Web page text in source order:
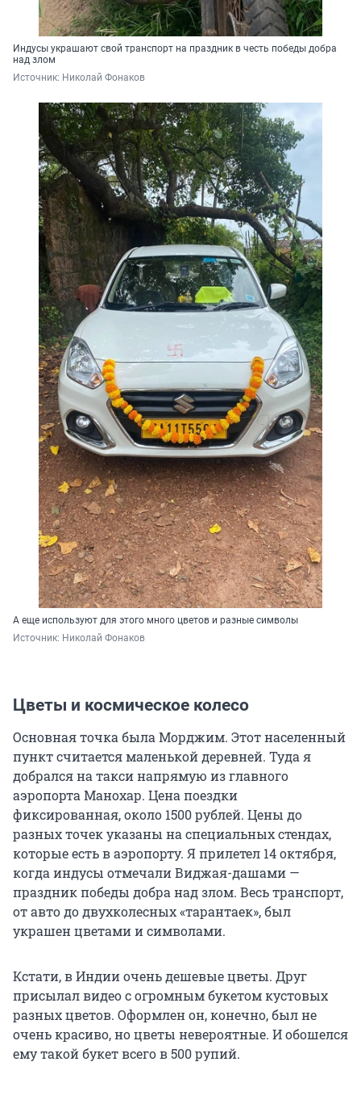
Индусы украшают свой транспорт на праздник в честь победы добра
над злом
Источник: Николай Фонаков
А еще используют для этого много цветов и разные символы
Источник: Николай Фонаков
Цветы и космическое колесо
Основная точка была Морджим. Этот населенный
пункт считается маленькой деревней. Туда я
добрался на такси напрямую из главного
аэропорта Манохар. Цена поездки
фиксированная, около 1500 рублей. Цены до
разных точек указаны на специальных стендах,
которые есть в аэропорту. Я прилетел 14 октября,
когда индусы отмечали Виджая-дашами —
праздник победы добра над злом. Весь транспорт,
от авто до двухколесных «тарантаек», был
украшен цветами и символами.
Кстати, в Индии очень дешевые цветы. Друг
присылал видео с огромным букетом кустовых
разных цветов. Оформлен он, конечно, был не
очень красиво, но цветы невероятные. И обошелся
ему такой букет всего в 500 рупий.